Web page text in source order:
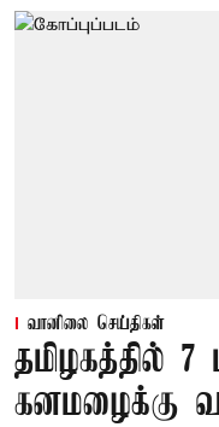
வானிலை செய்திகள்
தமிழகத்தில்
கனமழைக்கு